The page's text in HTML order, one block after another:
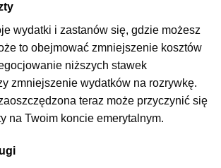
wydatki i zastanów się, gdzie możesz
to obejmować zmniejszenie kosztów
niższych stawek
zmniejszenie wydatków na rozrywkę.
teraz może przyczynić się
na Twoim koncie emerytalnym.